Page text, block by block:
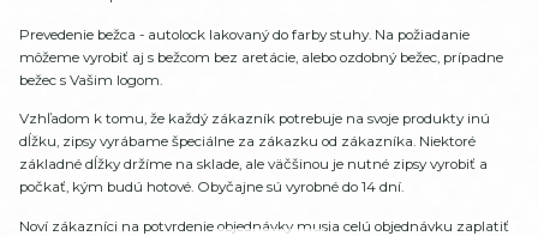
Prevedenie bežca - autolock lakovaný do farby stuhy. Na požiadanie
môžeme vyrobiť aj s bežcom bez aretácie, alebo ozdobný bežec, prípadne
bežec s Vašim logom.
Vzhľadom k tomu, že každý zákazník potrebuje na svoje produkty inú
dĺžku, zipsy vyrábame špeciálne za zákazku od zákazníka. Niektoré
základné dĺžky držíme na sklade, ale väčšinou je nutné zipsy vyrobiť a
počkať, kým budú hotové. Obyčajne sú vyrobné do 14 dní.
Noví zákazníci na potvrdenie objednávky musia celú objednávku zaplatiť